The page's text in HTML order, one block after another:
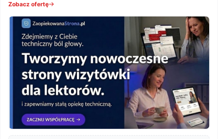
Zobacz ofertę